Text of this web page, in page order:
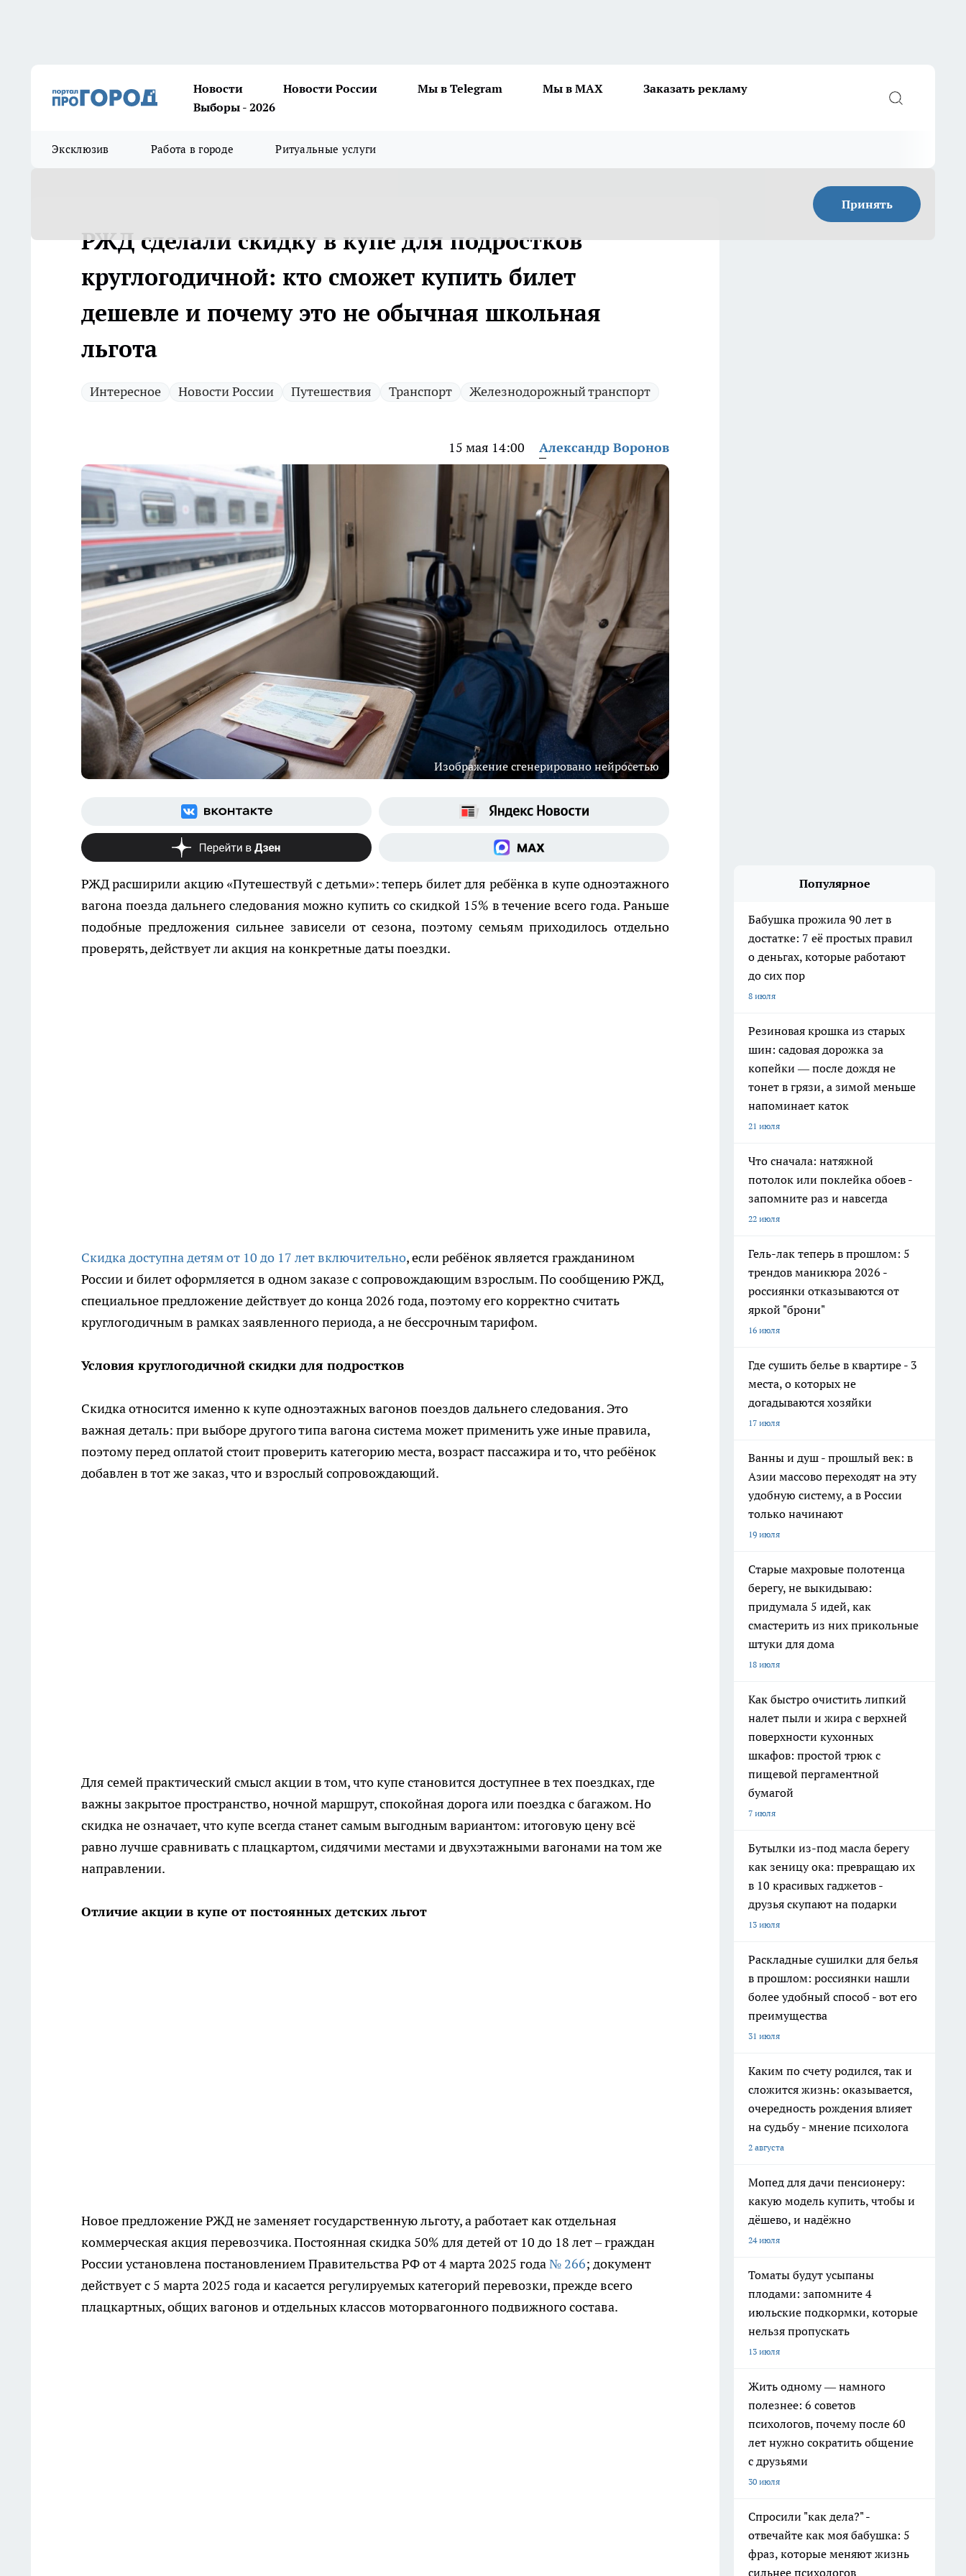
Новости Новости России Мы в Telegram Мы в MAX
Заказать рекламу
Выборы - 2026
Эксклюзив Работа в городе Ритуальные услуги
Принять
РЖД сделали скидку в купе для подростков
круглогодичной: кто сможет купить билет
дешевле и почему это не обычная школьная
льгота
Интересное Новости России Путешествия Транспорт Железнодорожный транспорт
15 мая 14:00 Александр Воронов
Изображение сгенерировано нейросетью
РЖД расширили акцию «Путешествуй с детьми»: теперь билет для ребёнка в купе одноэтажного
вагона поезда дальнего следования можно купить со скидкой 15% в течение всего года. Раньше
подобные предложения сильнее зависели от сезона, поэтому семьям приходилось отдельно
проверять, действует ли акция на конкретные даты поездки.
Скидка доступна детям от 10 до 17 лет включительно, если ребёнок является гражданином
России и билет оформляется в одном заказе с сопровождающим взрослым. По сообщению РЖД,
специальное предложение действует до конца 2026 года, поэтому его корректно считать
круглогодичным в рамках заявленного периода, а не бессрочным тарифом.
Условия круглогодичной скидки для подростков
Скидка относится именно к купе одноэтажных вагонов поездов дальнего следования. Это
важная деталь: при выборе другого типа вагона система может применить уже иные правила,
поэтому перед оплатой стоит проверить категорию места, возраст пассажира и то, что ребёнок
добавлен в тот же заказ, что и взрослый сопровождающий.
Для семей практический смысл акции в том, что купе становится доступнее в тех поездках, где
важны закрытое пространство, ночной маршрут, спокойная дорога или поездка с багажом. Но
скидка не означает, что купе всегда станет самым выгодным вариантом: итоговую цену всё
равно лучше сравнивать с плацкартом, сидячими местами и двухэтажными вагонами на том же
направлении.
Отличие акции в купе от постоянных детских льгот
Новое предложение РЖД не заменяет государственную льготу, а работает как отдельная
коммерческая акция перевозчика. Постоянная скидка 50% для детей от 10 до 18 лет – граждан
России установлена постановлением Правительства РФ от 4 марта 2025 года№ 266; документ
действует с 5 марта 2025 года и касается регулируемых категорий перевозки, прежде всего
плацкартных, общих вагонов и отдельных классов моторвагонного подвижного состава.
Популярное
Бабушка прожила 90 лет в
достатке: 7 её простых правил
о деньгах, которые работают
до сих пор
8 июля
Резиновая крошка из старых
шин: садовая дорожка за
копейки — после дождя не
тонет в грязи, а зимой меньше
напоминает каток
21 июля
Что сначала: натяжной
потолок или поклейка обоев -
запомните раз и навсегда
22 июля
Гель-лак теперь в прошлом: 5
трендов маникюра 2026 -
россиянки отказываются от
яркой "брони"
16 июля
Где сушить белье в квартире - 3
места, о которых не
догадываются хозяйки
17 июля
Ванны и душ - прошлый век: в
Азии массово переходят на эту
удобную систему, а в России
только начинают
19 июля
Старые махровые полотенца
берегу, не выкидываю:
придумала 5 идей, как
смастерить из них прикольные
штуки для дома
18 июля
Как быстро очистить липкий
налет пыли и жира с верхней
поверхности кухонных
шкафов: простой трюк с
пищевой пергаментной
бумагой
7 июля
Бутылки из-под масла берегу
как зеницу ока: превращаю их
в 10 красивых гаджетов -
друзья скупают на подарки
13 июля
Раскладные сушилки для белья
в прошлом: россиянки нашли
более удобный способ - вот его
преимущества
31 июля
Каким по счету родился, так и
сложится жизнь: оказывается,
очередность рождения влияет
на судьбу - мнение психолога
2 августа
Мопед для дачи пенсионеру:
какую модель купить, чтобы и
дёшево, и надёжно
24 июля
Томаты будут усыпаны
плодами: запомните 4
июльские подкормки, которые
нельзя пропускать
13 июля
Жить одному — намного
полезнее: 6 советов
психологов, почему после 60
лет нужно сократить общение
с друзьями
30 июля
Спросили "как дела?" -
отвечайте как моя бабушка: 5
фраз, которые меняют жизнь
сильнее психологов